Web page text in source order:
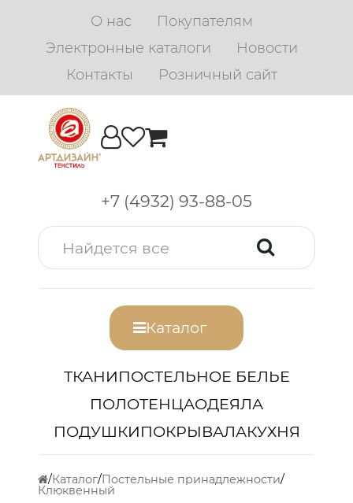
О нас
Покупателям
Электронные каталоги
Новости
Контакты
Розничный сайт
+7 (4932) 93-88-05
Каталог
ТКАНИПОСТЕЛЬНОЕ БЕЛЬЕ
ПОЛОТЕНЦАОДЕЯЛА
ПОДУШКИПОКРЫВАЛАКУХНЯ
Каталог Постельные принадлежности
Клюквенный